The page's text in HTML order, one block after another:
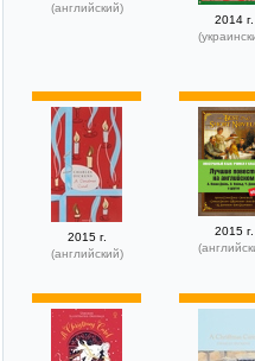
(английский)
2014 г.
2015 г.
(английский)
2015 г.